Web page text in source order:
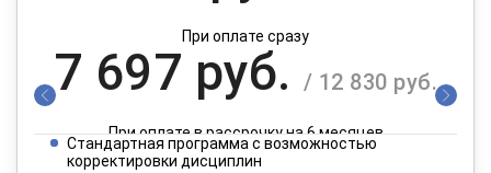
При оплате сразу
7 697 руб. / 12 830 руб.
При оплате в рассрочку на 6 месяцев
Стандартная программа с возможностью
корректировки дисциплин